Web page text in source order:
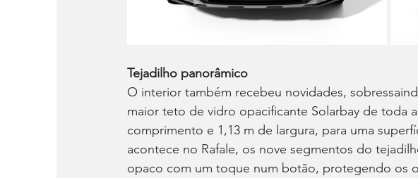
Tejadilho panorâmico
O interior também recebeu novidades,
maior teto de vidro opacificante Solarbay de toda
comprimento e 1,13 m de largura, para uma
acontece no Rafale, os nove segmentos do
opaco com um toque num botão, protegendo os